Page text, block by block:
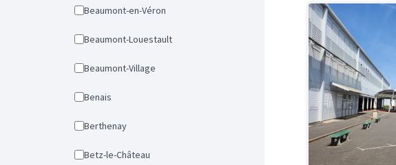
Beaumont-en-Véron
Beaumont-Louestault
Beaumont-Village
Benais
Berthenay
Betz-le-Château